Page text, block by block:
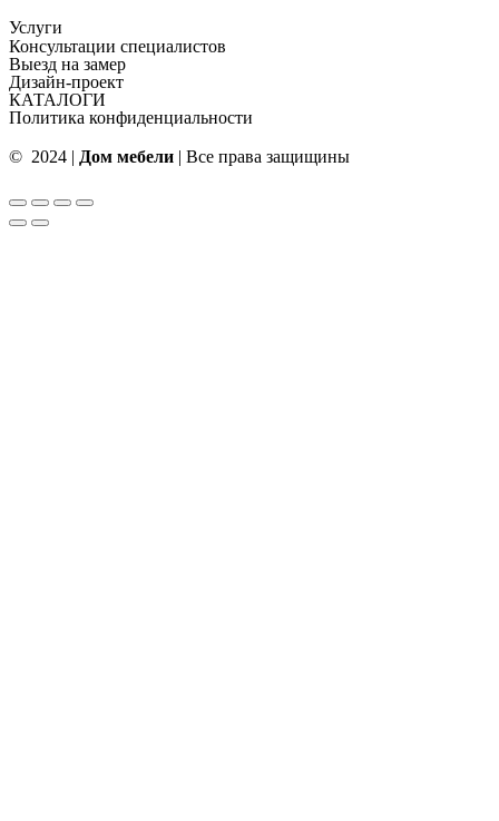
Услуги
Консультации специалистов
Выезд на замер
Дизайн-проект
КАТАЛОГИ
Политика конфиденциальности
© 2024 | Дом мебели | Все права защищины